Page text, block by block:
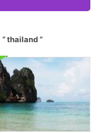
thailand